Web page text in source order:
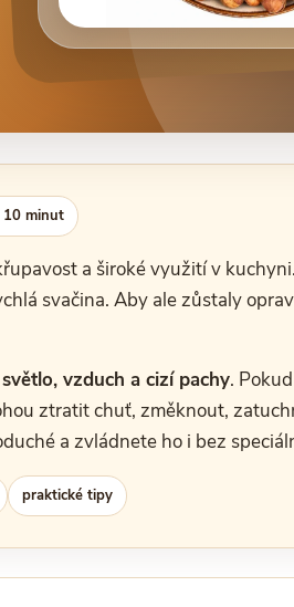
minut
a široké využití v
svačina. Aby ale zůstaly
vzduch a cizí pachy.
ztratit chuť, změknout,
a zvládnete ho i bez
praktické tipy